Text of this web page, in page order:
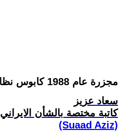
مجزرة عام 1988 کابوس نظام الملالي
سعاد عزيز
کاتبة مختصة بالشأن الايراني
(Suaad Aziz)